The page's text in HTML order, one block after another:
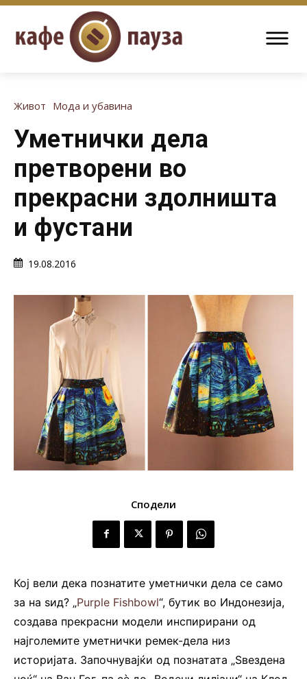
Живот Мода и убавина
Уметнички дела
претворени во
прекрасни здолништа
и фустани
19.08.2016
Сподели
Кој вели дека познатите уметнички дела се само
за на ѕид? „Purple Fishbowl“, бутик во Индонезија,
создава прекрасни модели инспирирани од
најголемите уметнички ремек-дела низ
историјата. Започнувајќи од познатата „Ѕвездена